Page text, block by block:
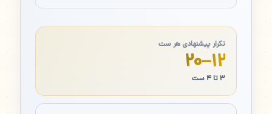
تکرار پیشنهادی هر ست
۱۲–۲۰
۳ تا ۴ ست